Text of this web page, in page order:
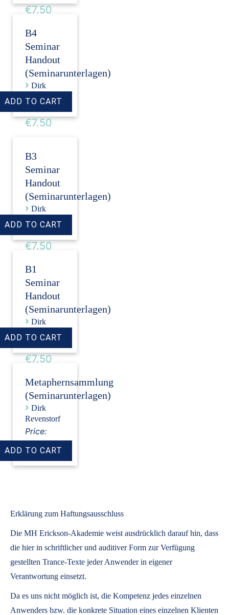
€7.50
B4
Seminar
Handout
(Seminarunterlagen)
› Dirk
Revenstorf
€7.50
B3
Seminar
Handout
(Seminarunterlagen)
› Dirk
Revenstorf
€7.50
B1
Seminar
Handout
(Seminarunterlagen)
› Dirk
Revenstorf
€7.50
Metaphernsammlung
(Seminarunterlagen)
› Dirk
Revenstorf
Price:
€7.50
Erklärung zum Haftungsausschluss
Die MH Erickson-Akademie weist ausdrücklich darauf hin, dass
die hier in schriftlicher und auditiver Form zur Verfügung
gestellten Trance-Texte jeder Anwender in eigener
Verantwortung einsetzt.
Da es uns nicht möglich ist, die Kompetenz jedes einzelnen
Anwenders bzw. die konkrete Situation eines einzelnen Klienten